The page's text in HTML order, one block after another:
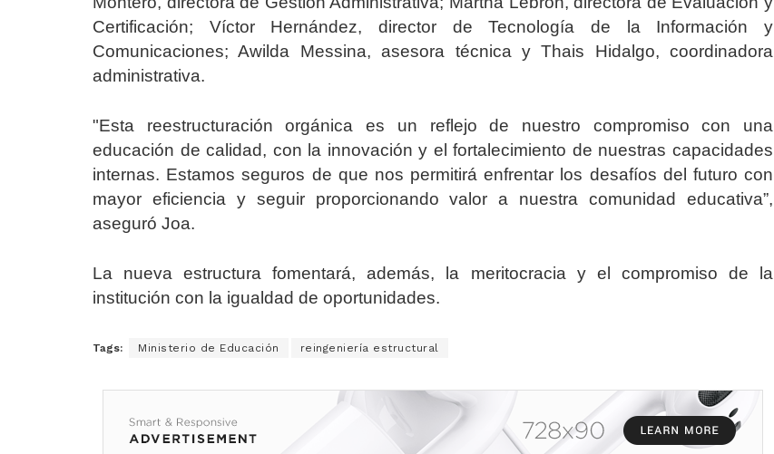
Certificación; Víctor Hernández, director de Tecnología de la Información y
Comunicaciones; Awilda Messina, asesora técnica y Thais Hidalgo, coordinadora
administrativa.
"Esta reestructuración orgánica es un reflejo de nuestro compromiso con una
educación de calidad, con la innovación y el fortalecimiento de nuestras capacidades
internas. Estamos seguros de que nos permitirá enfrentar los desafíos del futuro con
mayor eficiencia y seguir proporcionando valor a nuestra comunidad educativa”,
aseguró Joa.
La nueva estructura fomentará, además, la meritocracia y el compromiso de la
institución con la igualdad de oportunidades.
Tags: Ministerio de Educación reingeniería estructural